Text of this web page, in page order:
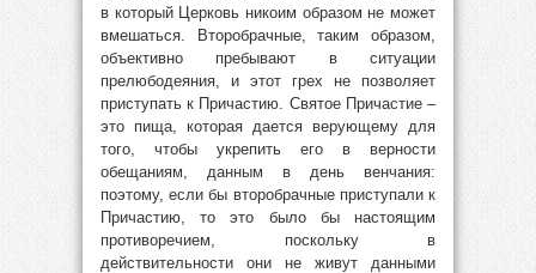
в который Церковь никоим образом не может
вмешаться. Второбрачные, таким образом,
объективно пребывают в ситуации
прелюбодеяния, и этот грех не позволяет
приступать к Причастию. Святое Причастие –
это пища, которая дается верующему для
того, чтобы укрепить его в верности
обещаниям, данным в день венчания:
поэтому, если бы второбрачные приступали к
Причастию, то это было бы настоящим
противоречием, поскольку в
действительности они не живут данными